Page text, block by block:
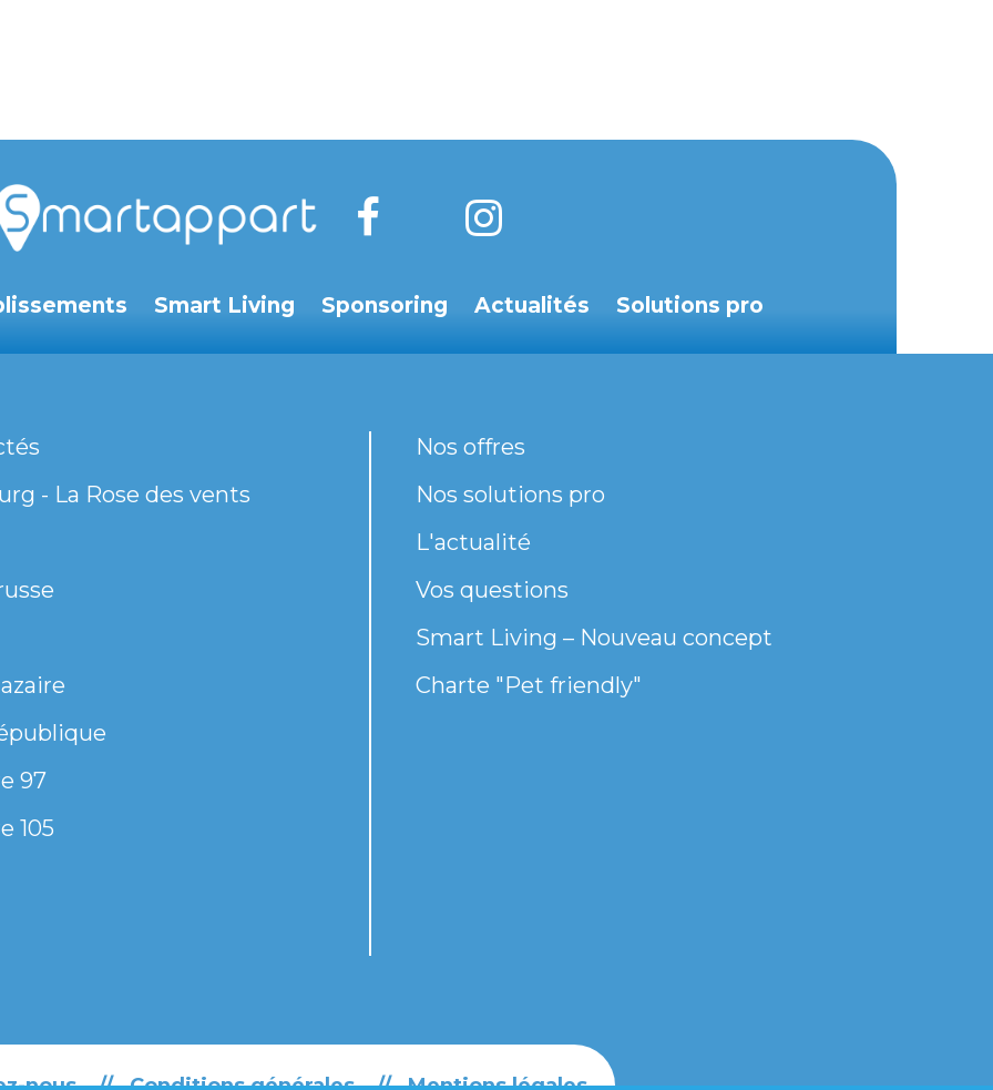
Smart Living Sponsoring Actualités Solutions pro
- La Rose des vents
97
105
Nos offres
Nos solutions pro
L'actualité
Vos questions
Smart Living – Nouveau concept
Charte "Pet friendly"